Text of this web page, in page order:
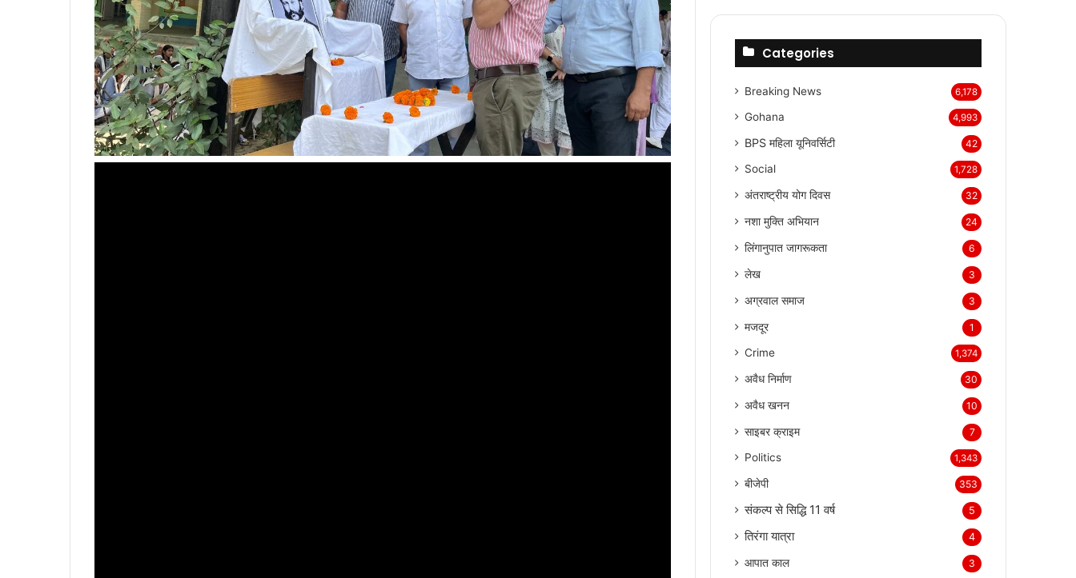
Categories
Breaking News 6,178
Gohana 4,993
BPS महिला यूनिवर्सिटी 42
Social 1,728
अंतराष्ट्रीय योग दिवस 32
नशा मुक्ति अभियान 24
लिंगानुपात जागरूकता 6
लेख 3
अग्रवाल समाज 3
मजदूर 1
Crime 1,374
अवैध निर्माण 30
अवैध खनन 10
साइबर क्राइम 7
Politics 1,343
बीजेपी 353
संकल्प से सिद्धि 11 वर्ष 5
तिरंगा यात्रा 4
आपात काल 3